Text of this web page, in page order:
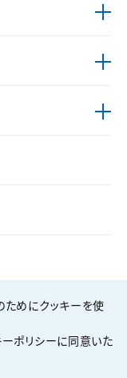
ためにクッキーを使
ーポリシーに同意いた